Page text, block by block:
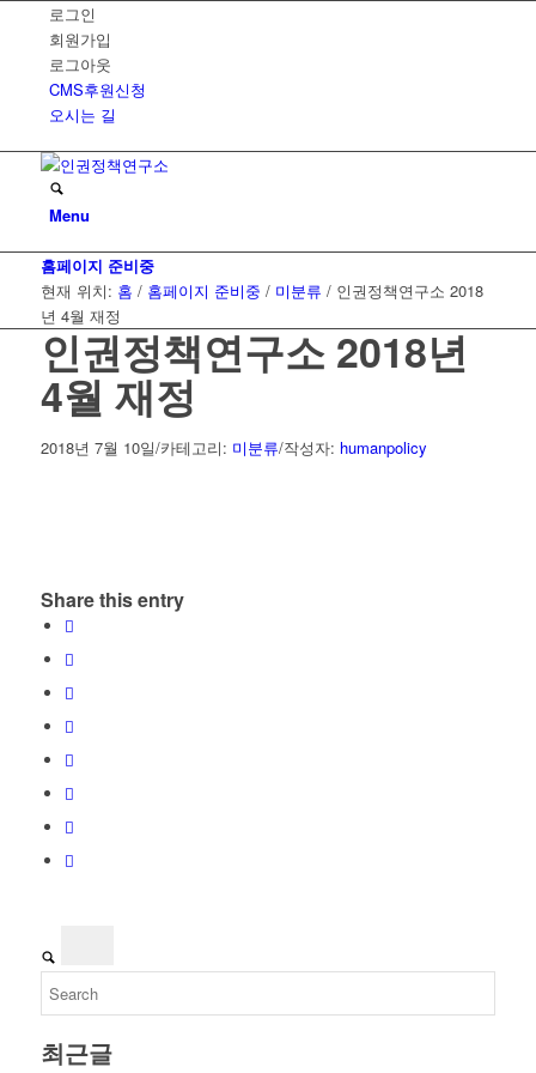
로그인
회원가입
로그아웃
CMS후원신청
오시는 길
Menu
홈페이지 준비중
현재 위치: 홈 / 홈페이지 준비중 / 미분류 / 인권정책연구소 2018
년 4월 재정
인권정책연구소 2018년
4월 재정
2018년 7월 10일/카테고리: 미분류/작성자: humanpolicy
Share this entry
최근글